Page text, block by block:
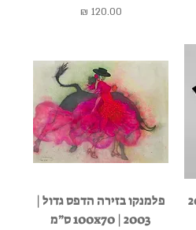
מחיר
פלמנקו בזירה הדפס גדול |
2003 | 100x70 ס״מ